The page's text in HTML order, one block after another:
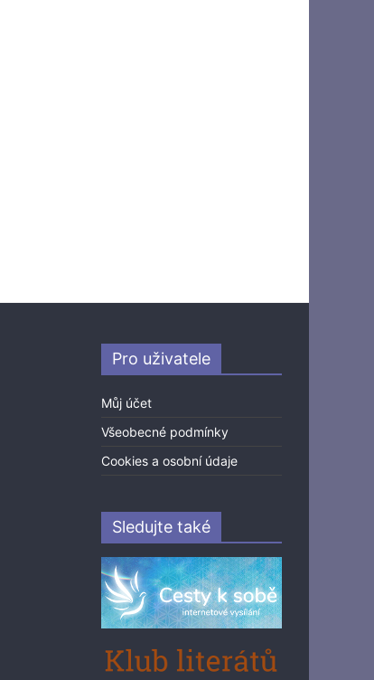
Pro uživatele
Můj účet
Všeobecné podmínky
Cookies a osobní údaje
Sledujte také